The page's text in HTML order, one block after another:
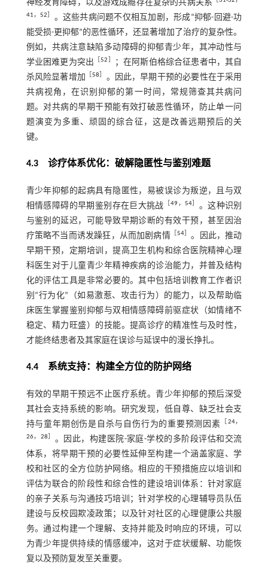
神经发育障碍，以及游戏成瘾存在复杂的共病关系
41，52
。这些共病问题不仅相互加剧，形成“抑郁-回避-功
能受损-更抑郁”的恶性循环，还显著增加了治疗的复杂性。
例如，共病注意缺陷多动障碍的抑郁青少年，其冲动性与
学业困难更为突出
［52
；在阿斯伯格综合征患者中，其自
杀风险显著增加
［58
。因此，早期干预的必要性在于采用
共病视角，在识别抑郁的第一时间，常规筛查其共病问
题。对共病的早期干预能有效打破恶性循环，防止单一问
题演变为多重、顽固的综合征，这是改善远期预后的关
键。
4.3 诊疗体系优化：破解隐匿性与鉴别难题
青少年抑郁的起病具有隐匿性，易被误诊为叛逆，且与双
相情感障碍的早期鉴别存在巨大挑战 ［49，54
。这种识别
与鉴别的延迟，可能导致早期诊断的有效干预，甚至因治
疗策略不当而诱发躁狂，从而加剧病情［54
。因此，推动
早期干预，定期培训，提高卫生机构和综合医院精神心理
科医生对于儿童青少年精神疾病的诊治能力，并普及结构
化的评估工具是非常必要的。其中包括培训教育工作者识
别“行为化”（如易激惹、攻击行为）的能力，以及帮助临
床医生掌握鉴别抑郁与双相情感障碍前驱症状（如情绪不
稳定、精力旺盛）的技能。提高诊疗的精准性与及时性，
才能终结患者及其家庭在误诊与延误中的漫长挣扎。
4.4 系统支持：构建全方位的防护网络
有效的早期干预远不止医疗系统。青少年抑郁的预后深受
其社会支持系统的影响。研究发现，低自尊、缺乏社会支
持与童年期创伤是自杀与自伤行为的重要预测因素
24，
26， 28
。因此，构建医院-家庭-学校的多阶段评估和交流
体系，将早期干预的必要性延伸至构建一个涵盖家庭、学
校和社区的全方位防护网络。相应的干预措施应以培训和
评估为联合的阶段性和综合性的建设培训体系：针对家庭
的亲子关系与沟通技巧培训；针对学校的心理辅导员队伍
建设与反校园欺凌政策；以及针对社区的心理健康公共服
务。通过构建一个理解、支持并能及时响应的环境，可以
为青少年提供持续的情感缓冲，这对于症状缓解、功能恢
复以及预防复发至关重要。